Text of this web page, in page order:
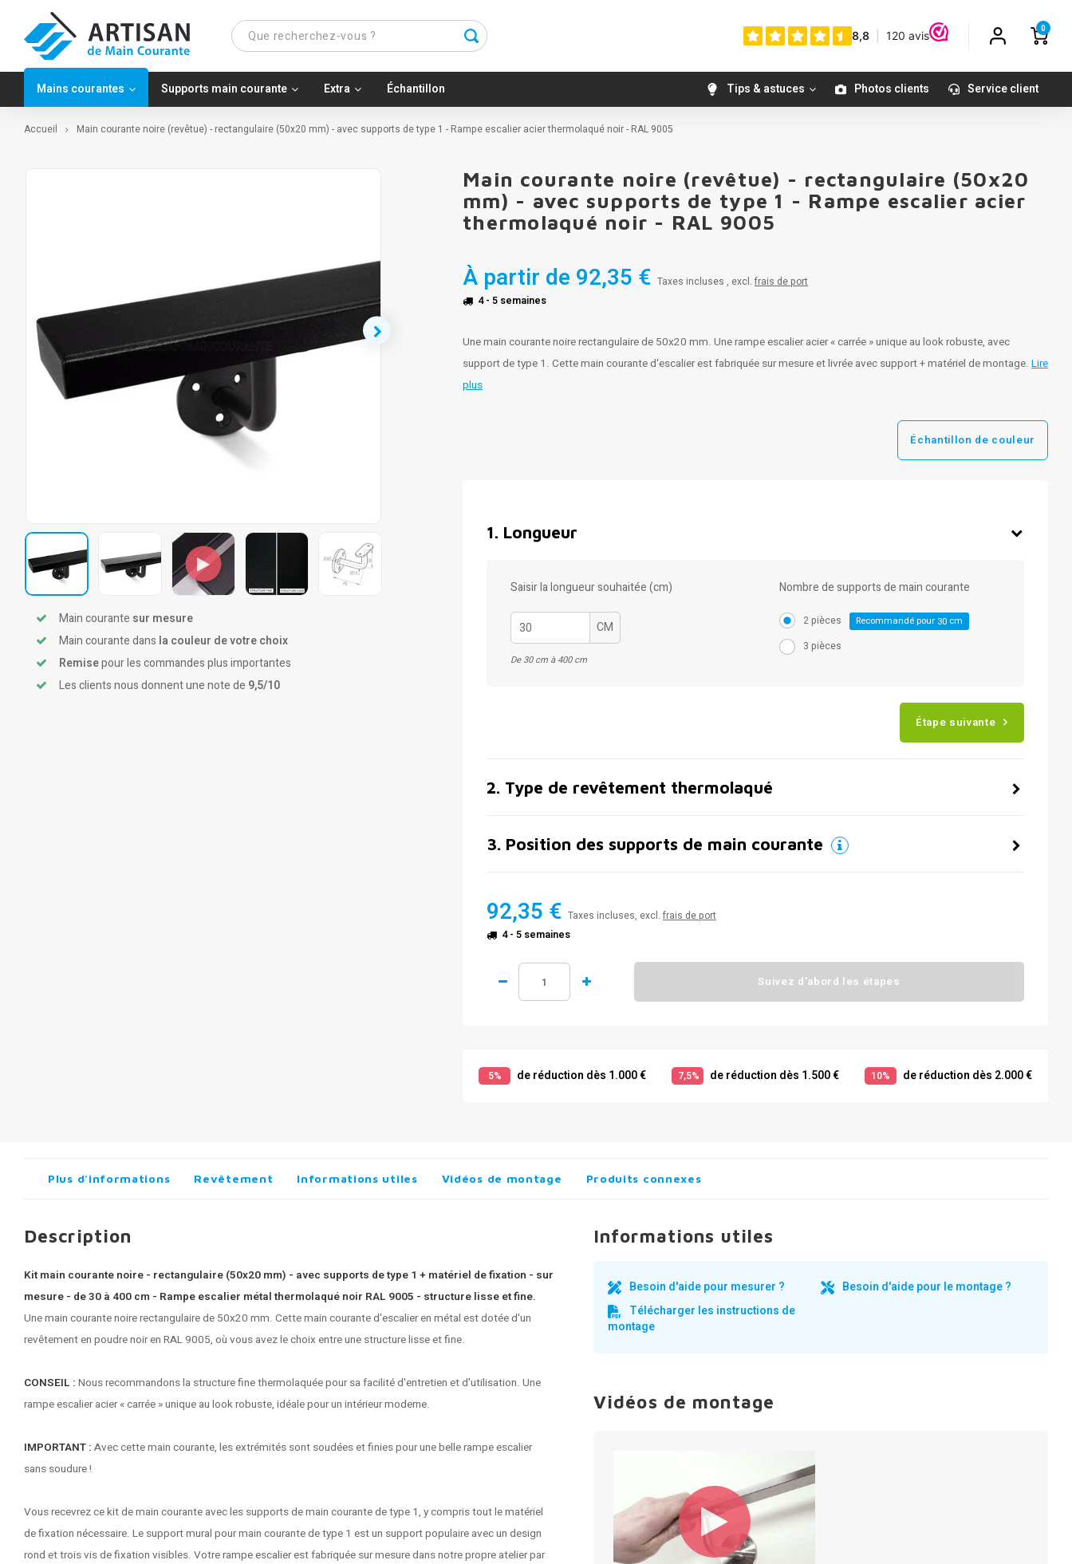
0
Mains courantes Supports main courante Extra Échantillon Tips & astuces Photos clients Service client
Accueil Main courante noire (revêtue) - rectangulaire (50x20 mm) - avec supports de type 1 - Rampe escalier acier thermolaqué noir - RAL 9005
Main courante sur mesure
Main courante dans la couleur de votre choix
Remisepour les commandes plus importantes
Les clients nous donnent une note de 9,5/10
Main courante noire (revêtue) - rectangulaire (50x20
mm) - avec supports de type 1 - Rampe escalier acier
thermolaqué noir - RAL 9005
À partir de 92,35 € Taxes incluses , excl. frais de port
4 - 5 semaines
Une main courante noire rectangulaire de 50x20 mm. Une rampe escalier acier « carrée » unique au look robuste, avec
support de type 1. Cette main courante d'escalier est fabriquée sur mesure et livrée avec support + matériel de montage. Lire
plus
Échantillon de couleur
1. Longueur
Saisir la longueur souhaitée (cm)
CM
De 30 cm à 400 cm
Nombre de supports de main courante
2 pièces Recommandé pour 30 cm
3 pièces
Étape suivante
2. Type de revêtement thermolaqué
3. Position des supports de main courante
92,35 € Taxes incluses, excl. frais de port
4 - 5 semaines
Suivez d'abord les étapes
5% de réduction dès 1.000 € 7,5% de réduction dès 1.500 € 10% de réduction dès 2.000 €
Plus d'informations Revêtement Informations utiles Vidéos de montage Produits connexes
Description
Kit main courante noire - rectangulaire (50x20 mm) - avec supports de type 1 + matériel de fixation - sur
mesure - de 30 à 400 cm - Rampe escalier métal thermolaqué noir RAL 9005 - structure lisse et fine.
Unemain courante noirerectangulaire de 50x20 mm. Cette main courante d'escalier en métal est dotée d'un
revêtement en poudre noir en RAL 9005, où vous avez le choix entre une structure lisse et fine.
CONSEIL : Nous recommandons la structure fine thermolaquée pour sa facilité d'entretien et d'utilisation. Une
rampe escalier acier « carrée » unique au look robuste, idéale pour un intérieur moderne.
IMPORTANT : Avec cette main courante, les extrémités sont soudées et finies pour une belle rampe escalier
sans soudure !
Vous recevrez ce kit de main courante avec les supports de main courante de type 1, y compris tout le matériel
de fixation nécessaire. Le support mural pour main courante de type 1 est un support populaire avec un design
rond et trois vis de fixation visibles. Votrerampe escalierest fabriquée sur mesure dans notre propre atelier par
Informations utiles
Besoin d'aide pour mesurer ?
Besoin d'aide pour le montage ?
Télécharger les instructions de
montage
Vidéos de montage